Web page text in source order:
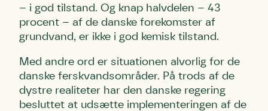
– i god tilstand. Og knap halvdelen – 43
procent – af de danske forekomster af
grundvand, er ikke i god kemisk tilstand.
Med andre ord er situationen alvorlig for de
danske ferskvandsområder. På trods af de
dystre realiteter har den danske regering
besluttet at udsætte implementeringen af de